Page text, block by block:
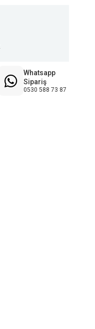
Whatsapp
Sipariş
0530 588 73 87